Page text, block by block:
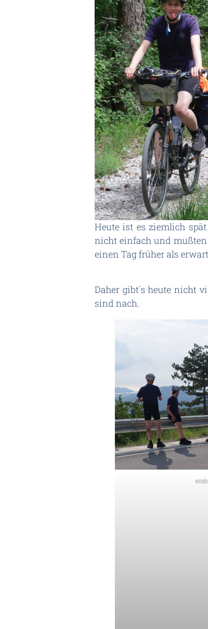
Heute ist es ziemlich
nicht einfach und
einen Tag früher als
Daher gibt`s heute nicht
sind nach.